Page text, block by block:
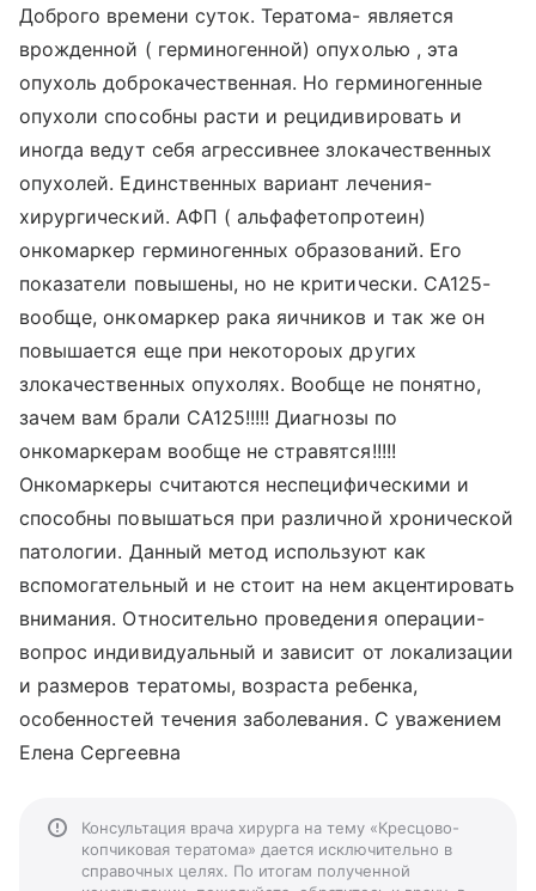
Доброго времени суток. Тератома- является
врожденной ( герминогенной) опухолью , эта
опухоль доброкачественная. Но герминогенные
опухоли способны расти и рецидивировать и
иногда ведут себя агрессивнее злокачественных
опухолей. Единственных вариант лечения-
хирургический. АФП ( альфафетопротеин)
онкомаркер герминогенных образований. Его
показатели повышены, но не критически. CА125-
вообще, онкомаркер рака яичников и так же он
повышается еще при некотороых других
злокачественных опухолях. Вообще не понятно,
зачем вам брали СА125!!!!! Диагнозы по
онкомаркерам вообще не стравятся!!!!!
Онкомаркеры считаются неспецифическими и
способны повышаться при различной хронической
патологии. Данный метод используют как
вспомогательный и не стоит на нем акцентировать
внимания. Относительно проведения операции-
вопрос индивидуальный и зависит от локализации
и размеров тератомы, возраста ребенка,
особенностей течения заболевания. С уважением
Елена Сергеевна
Консультация врача хирурга на тему «Кресцово-
копчиковая тератома» дается исключительно в
справочных целях. По итогам полученной